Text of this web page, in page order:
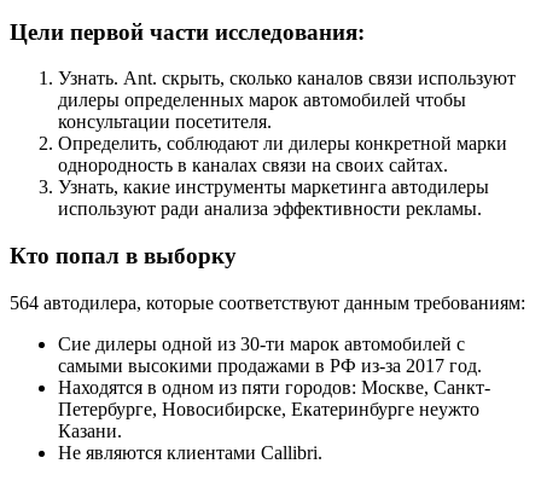
Цели первой части исследования:
Узнать. Ant. скрыть, сколько каналов связи используют
дилеры определенных марок автомобилей чтобы
консультации посетителя.
Определить, соблюдают ли дилеры конкретной марки
однородность в каналах связи на своих сайтах.
Узнать, какие инструменты маркетинга автодилеры
используют ради анализа эффективности рекламы.
Кто попал в выборку
564 автодилера, которые соответствуют данным требованиям:
Сие дилеры одной из 30-ти марок автомобилей с
самыми высокими продажами в РФ из-за 2017 год.
Находятся в одном из пяти городов: Москве, Санкт-
Петербурге, Новосибирске, Екатеринбурге неужто
Казани.
Не являются клиентами Callibri.